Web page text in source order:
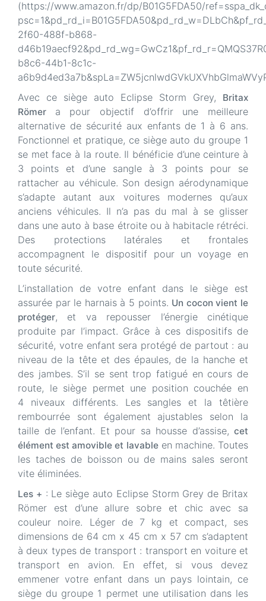
(https://www.amazon.fr/dp/B01G5FDA50/
2f60-488f-b868-
b8c6-44b1-8c1c-
Avec ce siège auto Eclipse Storm Grey, Britax
Römer a pour objectif d’offrir une meilleure
alternative de sécurité aux enfants de 1 à 6 ans.
Fonctionnel et pratique, ce siège auto du groupe 1
se met face à la route. Il bénéficie d’une ceinture à
3 points et d’une sangle à 3 points pour se
rattacher au véhicule. Son design aérodynamique
s’adapte autant aux voitures modernes qu’aux
anciens véhicules. Il n’a pas du mal à se glisser
dans une auto à base étroite ou à habitacle rétréci.
Des protections latérales et frontales
accompagnent le dispositif pour un voyage en
toute sécurité.
L’installation de votre enfant dans le siège est
assurée par le harnais à 5 points. Un cocon vient le
protéger, et va repousser l’énergie cinétique
produite par l’impact. Grâce à ces dispositifs de
sécurité, votre enfant sera protégé de partout : au
niveau de la tête et des épaules, de la hanche et
des jambes. S’il se sent trop fatigué en cours de
route, le siège permet une position couchée en
4 niveaux différents. Les sangles et la têtière
rembourrée sont également ajustables selon la
taille de l’enfant. Et pour sa housse d’assise, cet
élément est amovible et lavableen machine. Toutes
les taches de boisson ou de mains sales seront
vite éliminées.
Les + : Le siège auto Eclipse Storm Grey de Britax
Römer est d’une allure sobre et chic avec sa
couleur noire. Léger de 7 kg et compact, ses
dimensions de 64 cm x 45 cm x 57 cm s’adaptent
à deux types de transport : transport en voiture et
transport en avion. En effet, si vous devez
emmener votre enfant dans un pays lointain, ce
siège du groupe 1 permet une utilisation dans les